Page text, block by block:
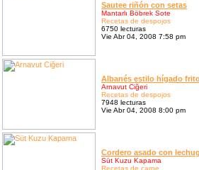
Sautee riñón con setas
Mantarlı Böbrek Sote
Recetas de despojos
6750 lecturas
Vie Abr 04, 2008 7:58 pm
Albanés estilo hígado
Arnavut Ciğeri
Recetas de despojos
7948 lecturas
Vie Abr 04, 2008 8:00 pm
Cordero asado con
Süt Kuzu Kapama